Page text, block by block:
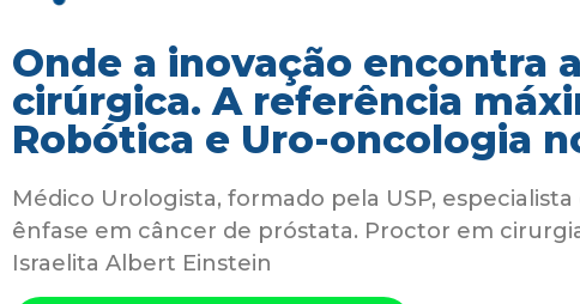
Onde a inovação encontra
cirúrgica. A referência
Robótica e Uro-oncologia
Médico Urologista, formado pela USP,
ênfase em câncer de próstata. Proctor em
Israelita Albert Einstein